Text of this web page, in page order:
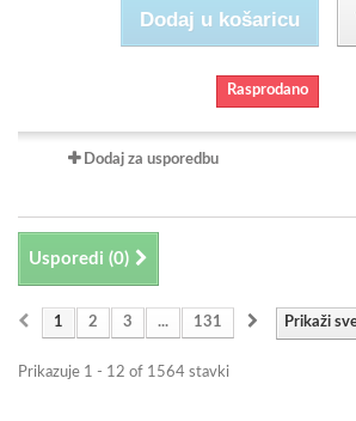
Dodaj u košaricu
Rasprodano
Dodaj za usporedbu
Usporedi (0)
Prikaži
1 2 3 ... 131
Prikazuje 1 - 12 of 1564 stavki